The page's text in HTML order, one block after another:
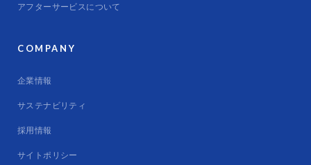
アフターサービスについて
COMPANY
企業情報
サステナビリティ
採用情報
サイトポリシー